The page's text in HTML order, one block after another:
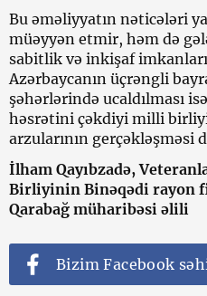
Bu əməliyyatın nəticələri
müəyyən etmir, həm də
sabitlik və inkişaf
Azərbaycanın üçrəngli
şəhərlərində ucaldılması
həsrətini çəkdiyi milli
arzularının gerçəkləşməsi
İlham Qayıbzadə,
Birliyinin Binəqədi rayon
Qarabağ müharibəsi əlili
Bizim Facebook